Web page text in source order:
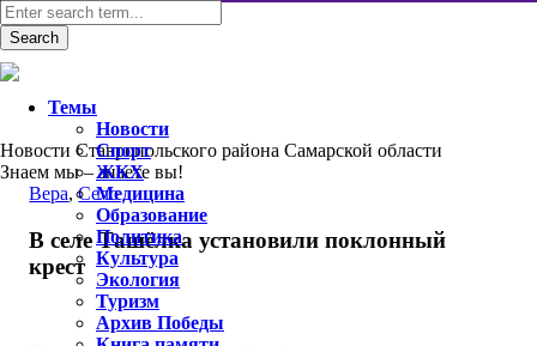
Новости Ставропольского района Самарской области
Знаем мы – знаете вы!
Вера,Село
В селе Ташёлка установили поклонный
крест
Темы
Новости
Спорт
ЖКХ
Медицина
Образование
Политика
Культура
Экология
Туризм
Архив Победы